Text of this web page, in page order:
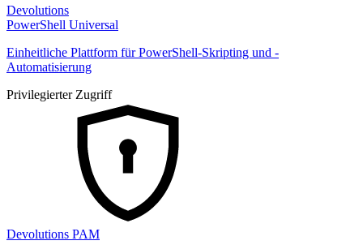
Devolutions
PowerShell Universal
Einheitliche Plattform für PowerShell-Skripting und -
Automatisierung
Privilegierter Zugriff
Devolutions PAM